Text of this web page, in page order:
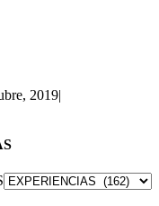
2019|